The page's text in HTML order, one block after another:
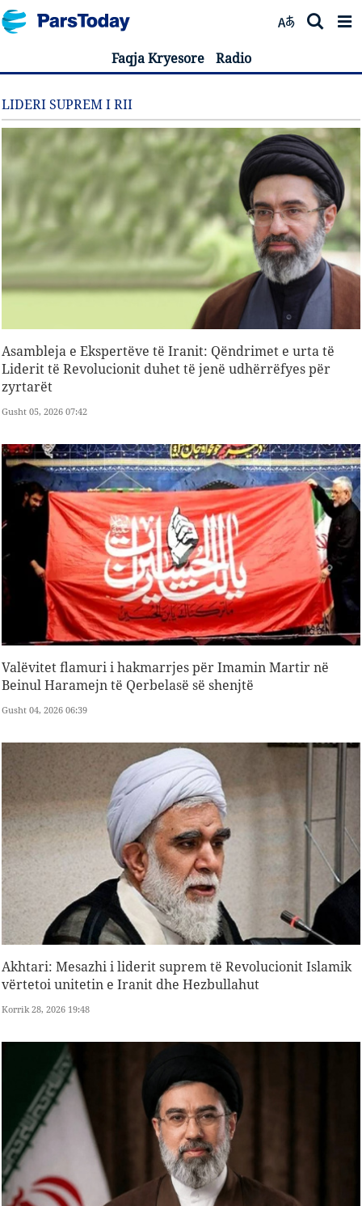
Faqja Kryesore Radio
LIDERI SUPREM I RII
Asambleja e Ekspertëve të Iranit: Qëndrimet e urta të
Liderit të Revolucionit duhet të jenë udhërrëfyes për
zyrtarët
Gusht 05, 2026 07:42
Valëvitet flamuri i hakmarrjes për Imamin Martir në
Beinul Haramejn të Qerbelasë së shenjtë
Gusht 04, 2026 06:39
Akhtari: Mesazhi i liderit suprem të Revolucionit Islamik
vërtetoi unitetin e Iranit dhe Hezbullahut
Korrik 28, 2026 19:48